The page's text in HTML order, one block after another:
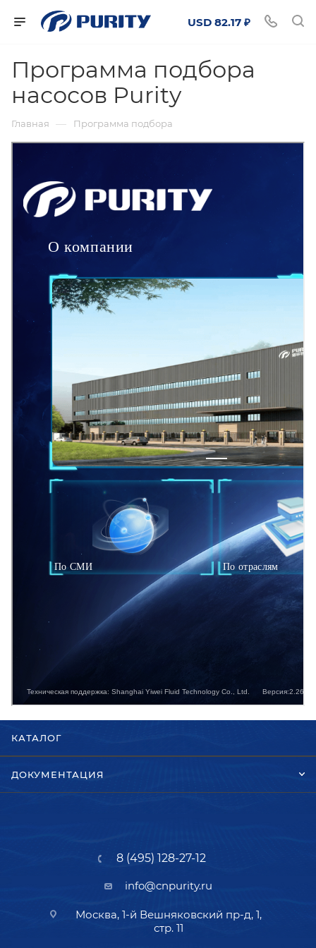
USD 82.17 ₽
Программа подбора
насосов Purity
Главная — Программа подбора
КАТАЛОГ
ДОКУМЕНТАЦИЯ
8 (495) 128-27-12
info@cnpurity.ru
Москва, 1-й Вешняковский пр-д, 1,
стр. 11